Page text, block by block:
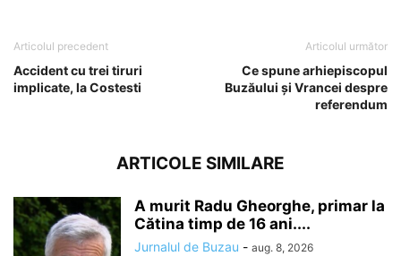
Articolul precedent
Accident cu trei tiruri
implicate, la Costesti
Articolul următor
Ce spune arhiepiscopul
Buzăului şi Vrancei despre
referendum
ARTICOLE SIMILARE
A murit Radu Gheorghe, primar la
Cătina timp de 16 ani....
Jurnalul de Buzau - aug. 8, 2026